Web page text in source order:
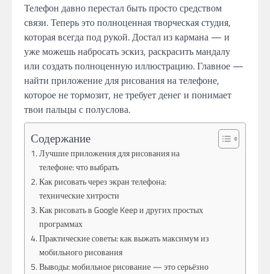
Телефон давно перестал быть просто средством
связи. Теперь это полноценная творческая студия,
которая всегда под рукой. Достал из кармана — и
уже можешь набросать эскиз, раскрасить мандалу
или создать полноценную иллюстрацию. Главное —
найти приложение для рисования на телефоне,
которое не тормозит, не требует денег и понимает
твои пальцы с полуслова.
Содержание
Лучшие приложения для рисования на
телефоне: что выбрать
Как рисовать через экран телефона:
технические хитрости
Как рисовать в Google Keep и других простых
программах
Практические советы: как выжать максимум из
мобильного рисования
Выводы: мобильное рисование — это серьёзно